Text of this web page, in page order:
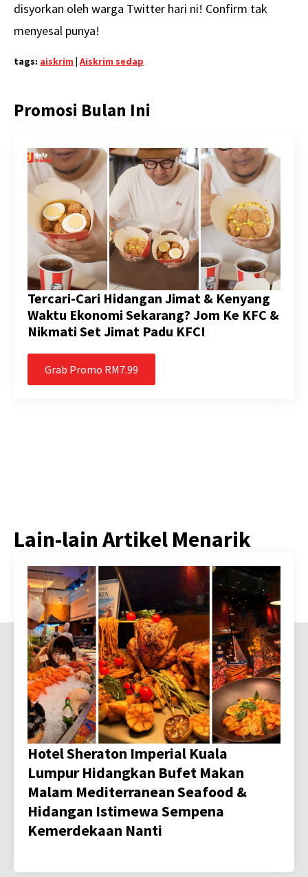
disyorkan oleh warga Twitter hari ni! Confirm tak
menyesal punya!
tags: aiskrim | Aiskrim sedap
Promosi Bulan Ini
Tercari-Cari Hidangan Jimat & Kenyang
Waktu Ekonomi Sekarang? Jom Ke KFC &
Nikmati Set Jimat Padu KFC!
Grab Promo RM7.99
Lain-lain Artikel Menarik
Hotel Sheraton Imperial Kuala
Lumpur Hidangkan Bufet Makan
Malam Mediterranean Seafood &
Hidangan Istimewa Sempena
Kemerdekaan Nanti